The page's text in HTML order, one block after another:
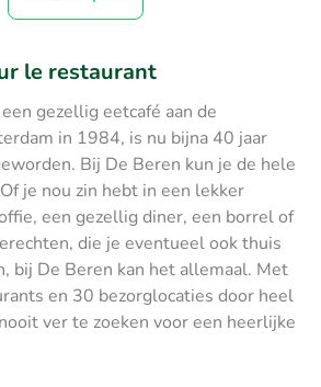
le restaurant
gezellig eetcafé aan de
in 1984, is nu bijna 40 jaar
Bij De Beren kun je de hele
je nou zin hebt in een lekker
een gezellig diner, een borrel of
die je eventueel ook thuis
bij De Beren kan het allemaal. Met
en 30 bezorglocaties door heel
ver te zoeken voor een heerlijke